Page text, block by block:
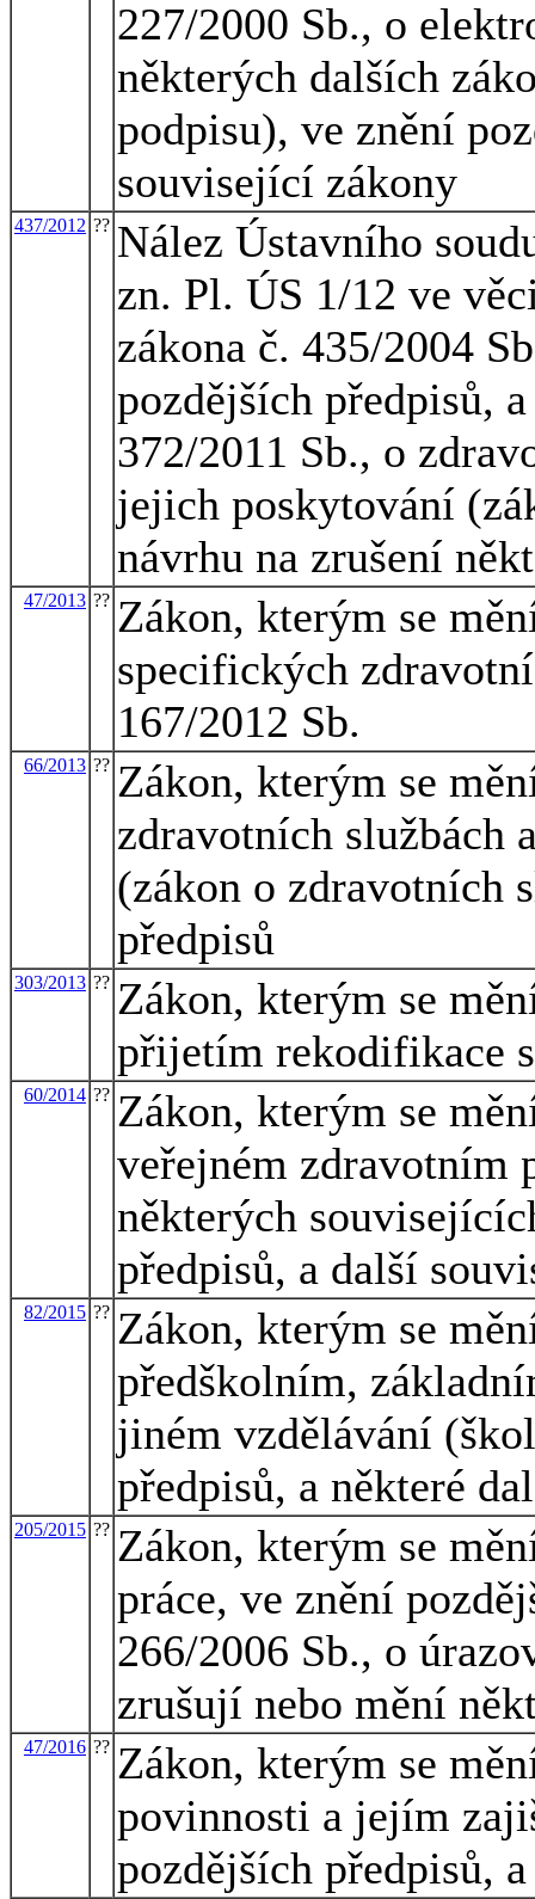
227/2000 Sb., o
některých dalších
podpisu), ve znění
související zákony
437/2012 ?? Nález Ústavního
zn. Pl. ÚS 1/12 ve
zákona č. 435/2004
pozdějších předpisů,
372/2011 Sb., o
jejich poskytování
návrhu na zrušení
47/2013 ?? Zákon, kterým se
specifických
167/2012 Sb.
66/2013 ?? Zákon, kterým se
zdravotních službách
(zákon o zdravotních
předpisů
303/2013 ?? Zákon, kterým se
přijetím rekodifikace
60/2014 ?? Zákon, kterým se
veřejném zdravotním
některých
předpisů, a další
82/2015 ?? Zákon, kterým se
předškolním,
jiném vzdělávání
předpisů, a některé
205/2015 ?? Zákon, kterým se
práce, ve znění
266/2006 Sb., o
zrušují nebo mění
47/2016 ?? Zákon, kterým se
povinnosti a jejím
pozdějších předpisů,